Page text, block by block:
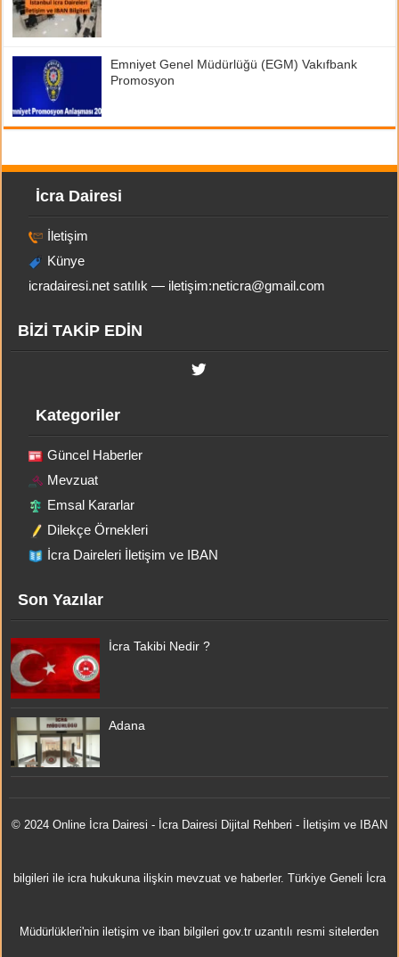
Emniyet Genel Müdürlüğü (EGM) Vakıfbank
Promosyon
İcra Dairesi
İletişim
Künye
icradairesi.net satılık — iletişim:neticra@gmail.com
BİZİ TAKİP EDİN
Kategoriler
Güncel Haberler
Mevzuat
Emsal Kararlar
Dilekçe Örnekleri
İcra Daireleri İletişim ve IBAN
Son Yazılar
İcra Takibi Nedir ?
Adana
© 2024 Online İcra Dairesi - İcra Dairesi Dijital Rehberi - İletişim ve IBAN
bilgileri ile icra hukukuna ilişkin mevzuat ve haberler. Türkiye Geneli İcra
Müdürlükleri'nin iletişim ve iban bilgileri gov.tr uzantılı resmi sitelerden